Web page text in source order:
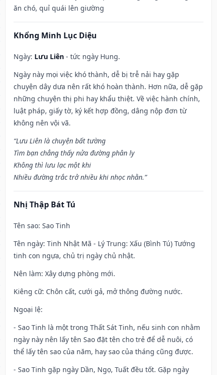
ăn chó, quỉ quái lên giường
Khổng Minh Lục Diệu
Ngày: Lưu Liên - tức ngày Hung.
Ngày này mọi việc khó thành, dễ bị trễ nải hay gặp
chuyện dây dưa nên rất khó hoàn thành. Hơn nữa, dễ gặp
những chuyện thị phi hay khẩu thiệt. Về việc hành chính,
luật pháp, giấy tờ, ký kết hợp đồng, dâng nộp đơn từ
không nên vội vã.
“Lưu Liên là chuyện bất tường
Tìm bạn chẳng thấy nửa đường phân ly
Không thì lưu lạc một khi
Nhiều đường trắc trở nhiều khi nhọc nhằn.”
Nhị Thập Bát Tú
Tên sao: Sao Tinh
Tên ngày: Tinh Nhật Mã - Lý Trung: Xấu (Bình Tú) Tướng
tinh con ngựa, chủ trị ngày chủ nhật.
Nên làm: Xây dựng phòng mới.
Kiêng cữ: Chôn cất, cưới gả, mở thông đường nước.
Ngoại lệ:
- Sao Tinh là một trong Thất Sát Tinh, nếu sinh con nhằm
ngày này nên lấy tên Sao đặt tên cho trẻ để dễ nuôi, có
thể lấy tên sao của năm, hay sao của tháng cũng được.
- Sao Tinh gặp ngày Dần, Ngọ, Tuất đều tốt. Gặp ngày